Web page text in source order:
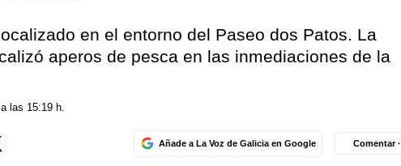
en el entorno del Paseo dos Patos. La
aperos de pesca en las inmediaciones de la
las 15:19 h.
Añade a La Voz de Galicia en Google Comentar ·